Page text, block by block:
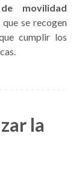
movilidad
se recogen
cumplir los
la